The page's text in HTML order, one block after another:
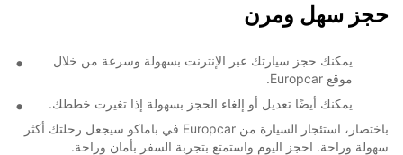
حجز سهل ومرن
يمكنك حجز سيارتك عبر الإنترنت بسهولة وسرعة من خلال
موقع Europcar.
يمكنك أيضًا تعديل أو إلغاء الحجز بسهولة إذا تغيرت خططك.
باختصار، استئجار السيارة من Europcar في باماكو سيجعل رحلتك أكثر
سهولة وراحة. احجز اليوم واستمتع بتجربة السفر بأمان وراحة.